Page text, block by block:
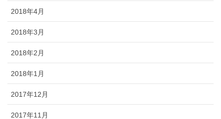
2018年4月
2018年3月
2018年2月
2018年1月
2017年12月
2017年11月